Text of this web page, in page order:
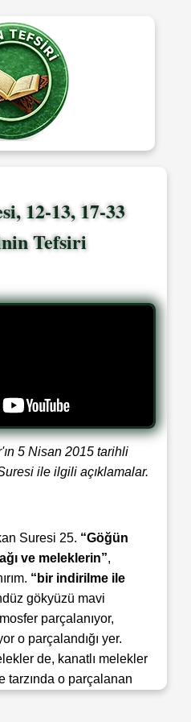
12-13, 17-33
Tefsiri
5 Nisan 2015 tarihli
ile ilgili açıklamalar.
Suresi 25. “Göğün
ve meleklerin”,
“bir indirilme ile
gökyüzü mavi
parçalanıyor,
o parçalandığı yer.
de, kanatlı melekler
tarzında o parçalanan